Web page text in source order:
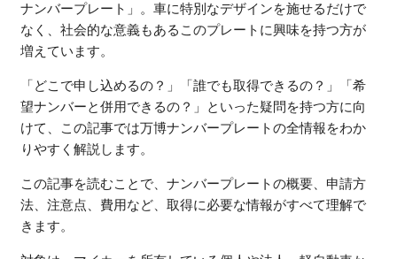
ナンバープレート」。車に特別なデザインを施せるだけで
なく、社会的な意義もあるこのプレートに興味を持つ方が
増えています。
「どこで申し込めるの？」「誰でも取得できるの？」「希
望ナンバーと併用できるの？」といった疑問を持つ方に向
けて、この記事では万博ナンバープレートの全情報をわか
りやすく解説します。
この記事を読むことで、ナンバープレートの概要、申請方
法、注意点、費用など、取得に必要な情報がすべて理解で
きます。